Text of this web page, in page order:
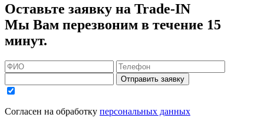
Оставьте заявку на Trade-IN
Мы Вам перезвоним в течение 15
минут.
Отправить заявку
Согласен на обработку персональных данных